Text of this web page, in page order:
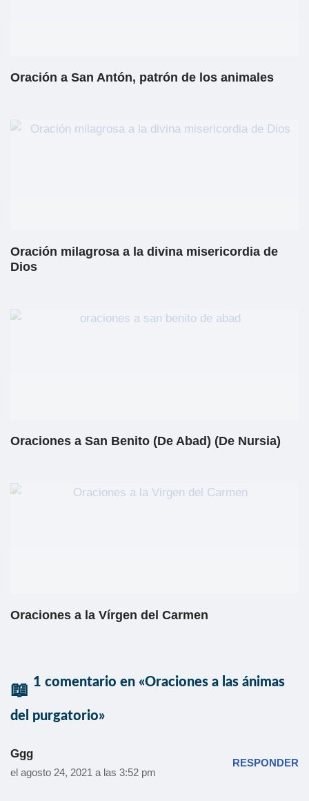
Oración a San Antón, patrón de los animales
Oración milagrosa a la divina misericordia de
Dios
Oraciones a San Benito (De Abad) (De Nursia)
Oraciones a la Vírgen del Carmen
1 comentario en «Oraciones a las ánimas
del purgatorio»
Ggg
el agosto 24, 2021 a las 3:52 pm
RESPONDER